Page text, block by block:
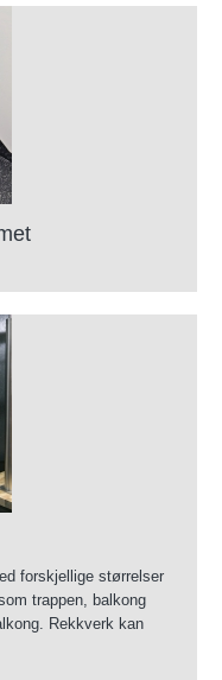
forskjellige størrelser
trappen, balkong
Rekkverk kan